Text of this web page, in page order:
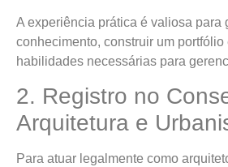
A experiência prática é valiosa para
conhecimento, construir um
habilidades necessárias para
2. Registro no
Arquitetura e
Para atuar legalmente como